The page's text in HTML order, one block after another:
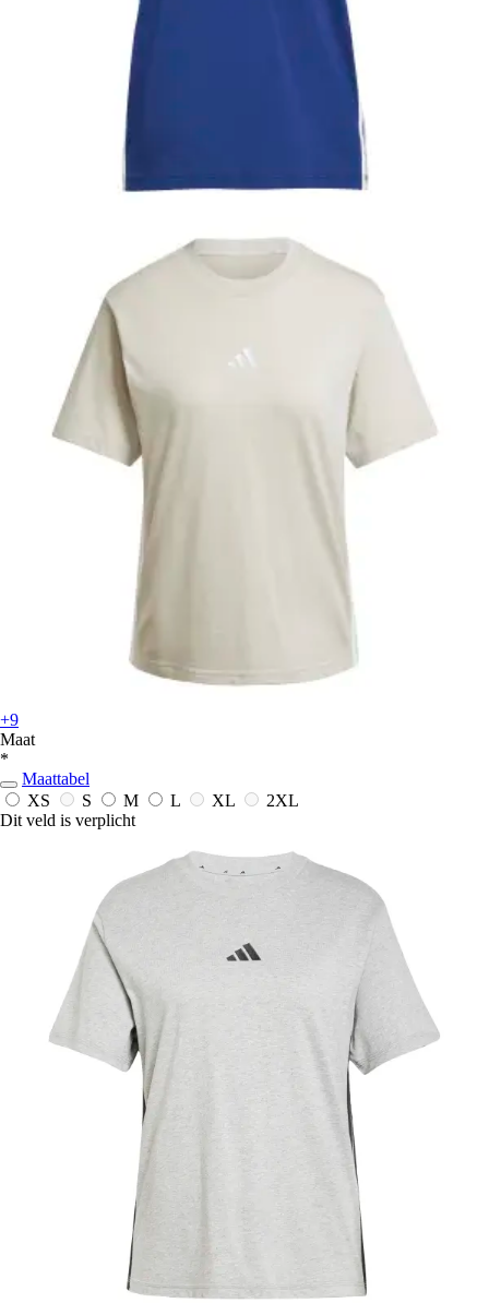
+9
Maat
*
Maattabel
XS
S M L XL
2XL
Dit veld is verplicht